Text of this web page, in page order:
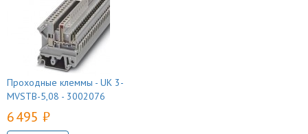
Проходные клеммы - UK 3-
MVSTB-5,08 - 3002076
6 495 руб.